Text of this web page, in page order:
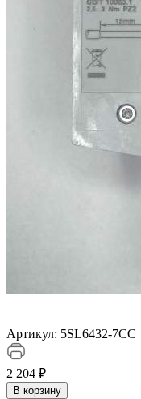
Артикул: 5SL6432-7CC
2 204 ₽
В корзину